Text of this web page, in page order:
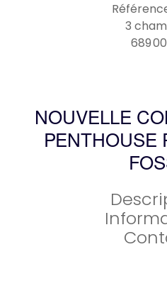
3
689
NOUVELLE
PENTHOUSE